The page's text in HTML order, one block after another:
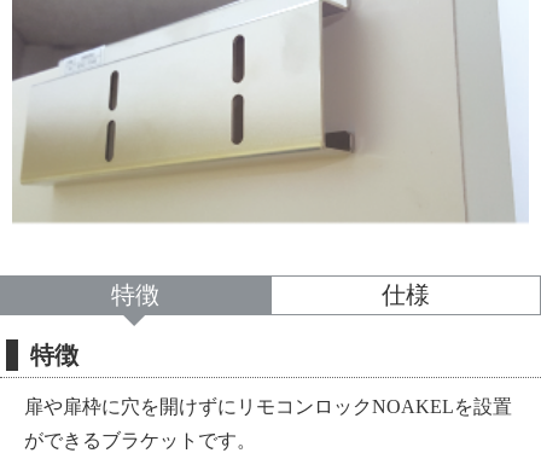
特徴 仕様
特徴
扉や扉枠に穴を開けずにリモコンロックNOAKELを設置
ができるブラケットです。